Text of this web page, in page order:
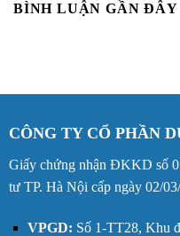
BÌNH LUẬN GẦN ĐÂY
CÔNG TY CỔ PHẦN
Giấy chứng nhận ĐKKD số
tư TP. Hà Nội cấp ngày 02/
VPGD: Số 1-TT28, Khu